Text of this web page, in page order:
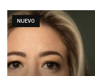
NUEVO